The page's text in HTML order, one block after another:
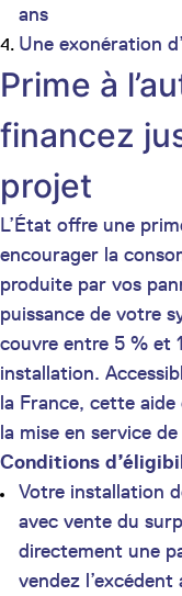
ans
Une exonération
Prime à
financez
projet
L’État offre une
encourager la
produite par vos
puissance de votre
couvre entre 5 % et
installation.
la France, cette
la mise en service
Conditions
Votre installation
avec vente du
directement une
vendez l’excédent